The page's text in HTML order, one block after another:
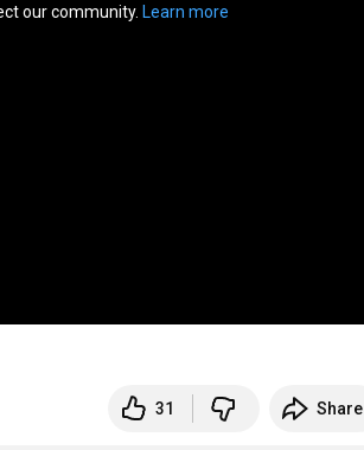
our community. Learn more
31 Share